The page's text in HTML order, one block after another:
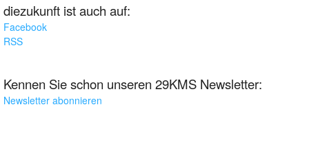
diezukunft ist auch auf:
Facebook
RSS
Kennen Sie schon unseren 29KMS Newsletter:
Newsletter abonnieren